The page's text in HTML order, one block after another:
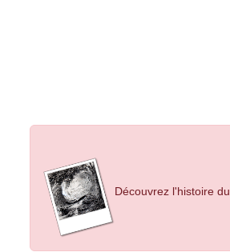
Découvrez l'histoire du